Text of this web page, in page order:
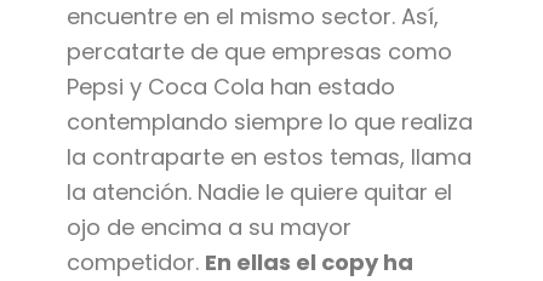
encuentre en el mismo sector. Así,
percatarte de que empresas como
Pepsi y Coca Cola han estado
contemplando siempre lo que realiza
la contraparte en estos temas, llama
la atención. Nadie le quiere quitar el
ojo de encima a su mayor
competidor. En ellas el copy ha